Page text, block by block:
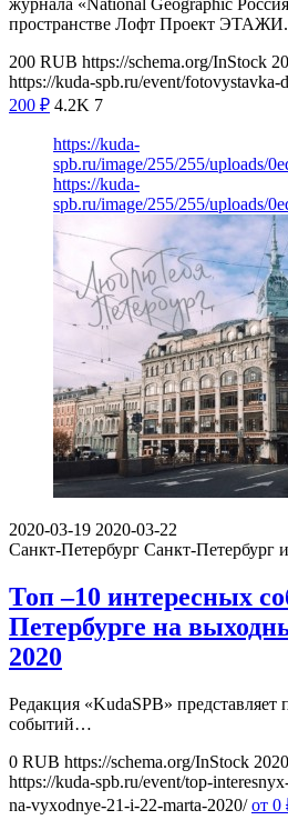
пространстве Лофт Проект ЭТАЖИ.
200 RUB https://schema.org/InStock
https://kuda-spb.ru/event/
200 ₽ 4.2K 7
https://kuda-
spb.ru/image/255/255/uploads/
https://kuda-
spb.ru/image/255/255/uploads/
2020-03-19 2020-03-22
Санкт-Петербург Санкт-Петербург
Топ –10 интересных
Петербурге на
2020
Редакция «KudaSPB» представляет
событий…
0 RUB https://schema.org/InStock
https://kuda-spb.ru/event/top-
na-vyxodnye-21-i-22-marta-2020/ от 0